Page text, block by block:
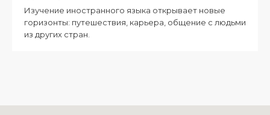
Изучение иностранного языка открывает новые
горизонты: путешествия, карьера, общение с людьми
из других стран.